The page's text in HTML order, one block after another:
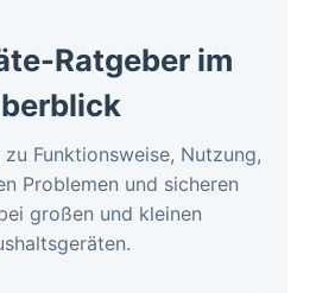
Ratgeber im
Funktionsweise, Nutzung,
Problemen und sicheren
großen und kleinen